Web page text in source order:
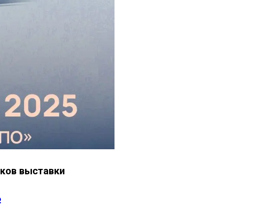
выставки